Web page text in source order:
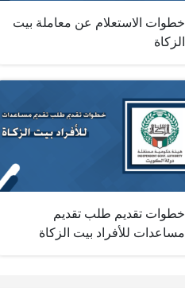
خطوات الاستعلام عن معاملة بيت
الزكاة
خطوات تقديم طلب تقديم
مساعدات للأفراد بيت الزكاة